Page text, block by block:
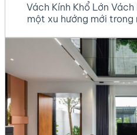
Vách Kính Khổ Lớn
một xu hướng mới
không gian sống cũng
mở rộng tầm nhìn, tạo
những vách